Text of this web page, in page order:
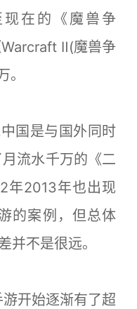
在的《魔兽争
Ⅱ(魔兽争
国是与国外同时
流水千万的《二
年2013年也出现
的案例，但总体
并不是很远。
开始逐渐有了超